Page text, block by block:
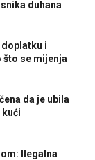
duhana
doplatku i
što se mijenja
da je ubila
Ilegalna